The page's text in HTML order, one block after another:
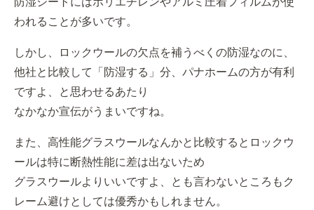
われることが多いです。
しかし、ロックウールの欠点を補うべくの防湿なのに、
他社と比較して「防湿する」分、パナホームの方が有利
ですよ、と思わせるあたり
なかなか宣伝がうまいですね。
また、高性能グラスウールなんかと比較するとロックウ
ールは特に断熱性能に差は出ないため
グラスウールよりいいですよ、とも言わないところもク
レーム避けとしては優秀かもしれません。